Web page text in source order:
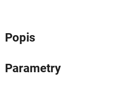
Popis
Parametry